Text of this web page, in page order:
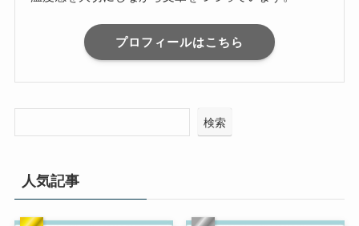
プロフィールはこちら
検索
人気記事